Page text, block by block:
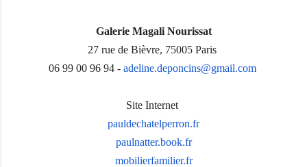
Galerie Magali Nourissat
27 rue de Bièvre, 75005 Paris
06 99 00 96 94 - adeline.deponcins@gmail.com
Site Internet
pauldechatelperron.fr
paulnatter.book.fr
mobilierfamilier.fr